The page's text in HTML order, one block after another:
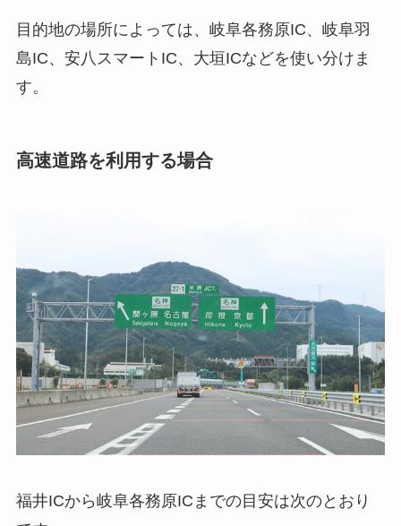
目的地の場所によっては、岐阜各務原IC、岐阜羽
島IC、安八スマートIC、大垣ICなどを使い分けま
す。
高速道路を利用する場合
福井ICから岐阜各務原ICまでの目安は次のとおり